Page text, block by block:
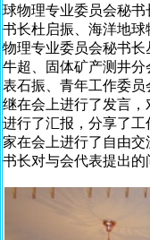
球物理专业委员会秘
书长杜启振、海洋地
物理专业委员会秘书
牛超、固体矿产测井
表石振、青年工作委
继在会上进行了发言
进行了汇报，分享了
家在会上进行了自由
书长对与会代表提出的